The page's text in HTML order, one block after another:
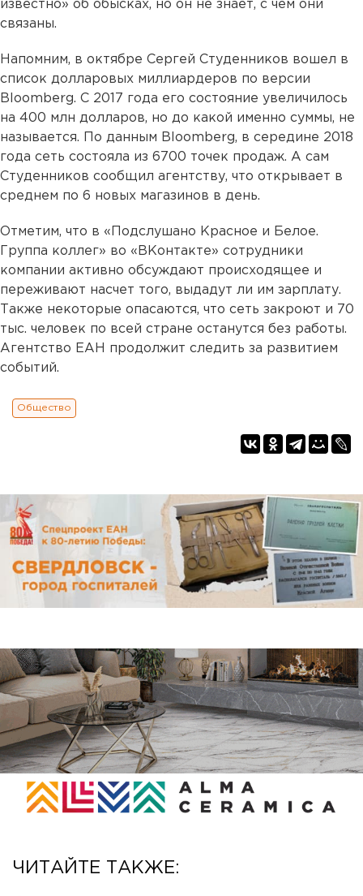
известно» об обысках, но он не знает, с чем они
связаны.
Напомним, в октябре Сергей Студенников вошел в
список долларовых миллиардеров по версии
Bloomberg. С 2017 года его состояние увеличилось
на 400 млн долларов, но до какой именно суммы, не
называется. По данным Bloomberg, в середине 2018
года сеть состояла из 6700 точек продаж. А сам
Студенников сообщил агентству, что открывает в
среднем по 6 новых магазинов в день.
Отметим, что в «Подслушано Красное и Белое.
Группа коллег» во «ВКонтакте» сотрудники
компании активно обсуждают происходящее и
переживают насчет того, выдадут ли им зарплату.
Также некоторые опасаются, что сеть закроют и 70
тыс. человек по всей стране останутся без работы.
Агентство ЕАН продолжит следить за развитием
событий.
Общество
ЧИТАЙТЕ ТАКЖЕ: